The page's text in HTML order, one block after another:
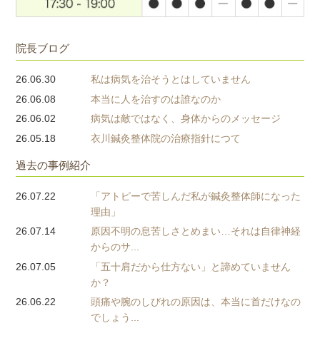
院長ブログ
26.06.30
私は病気を治そうとはしていません
26.06.08
本当に人を治すのは誰なのか
26.06.02
病気は敵ではなく、身体からのメッセージ
26.05.18
衣川鍼灸整体院の治療指針につて
過去の事例紹介
26.07.22
「アトピーで苦しんだ私が鍼灸整体師になった
理由」
26.07.14
原因不明の息苦しさとめまい…それは自律神経
からのサ...
26.07.05
「五十肩だから仕方ない」と諦めていません
か？
26.06.22
頭痛や腕のしびれの原因は、本当に首だけなの
でしょう...